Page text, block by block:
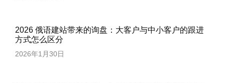
2026 俄语建站带来的询盘：大客户与中小客户的跟进
方式怎么区分
2026年1月30日